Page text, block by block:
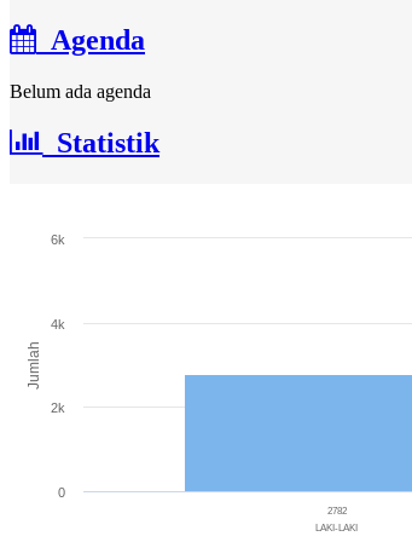
Agenda
Belum ada agenda
Statistik
Jumlah
2782
LAKI-LAKI
0
2k
4k
6k